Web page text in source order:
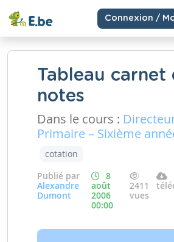
Connexion /
Tableau carnet
notes
Dans le cours :
Primaire – Sixième
cotation
Publié par
Alexandre
Dumont
8
août
2006
00:00
2411
vues